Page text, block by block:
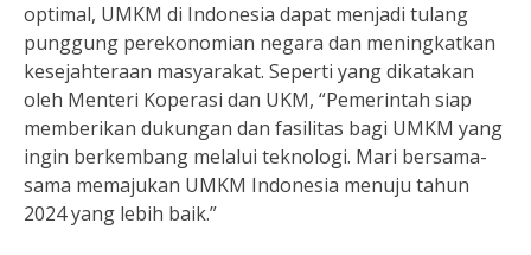
optimal, UMKM di Indonesia dapat menjadi tulang
punggung perekonomian negara dan meningkatkan
kesejahteraan masyarakat. Seperti yang dikatakan
oleh Menteri Koperasi dan UKM, “Pemerintah siap
memberikan dukungan dan fasilitas bagi UMKM yang
ingin berkembang melalui teknologi. Mari bersama-
sama memajukan UMKM Indonesia menuju tahun
2024 yang lebih baik.”